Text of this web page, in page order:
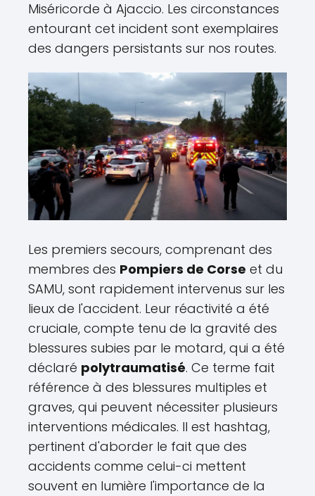
Miséricorde à Ajaccio. Les circonstances
entourant cet incident sont exemplaires
des dangers persistants sur nos routes.
Les premiers secours, comprenant des
membres des Pompiers de Corse et du
SAMU, sont rapidement intervenus sur les
lieux de l'accident. Leur réactivité a été
cruciale, compte tenu de la gravité des
blessures subies par le motard, qui a été
déclaré polytraumatisé. Ce terme fait
référence à des blessures multiples et
graves, qui peuvent nécessiter plusieurs
interventions médicales. Il est hashtag,
pertinent d'aborder le fait que des
accidents comme celui-ci mettent
souvent en lumière l'importance de la